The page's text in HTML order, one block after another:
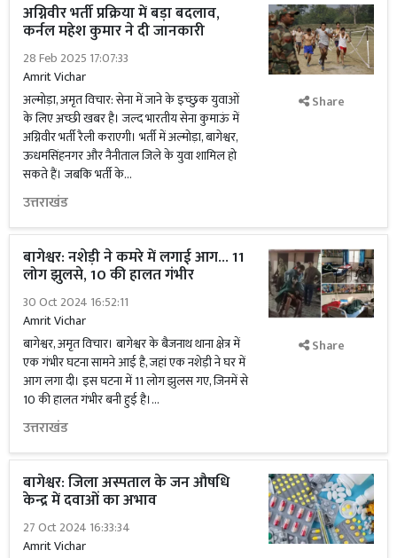
अग्निवीर भर्ती प्रक्रिया में बड़ा बदलाव,
कर्नल महेश कुमार ने दी जानकारी
28 Feb 2025 17:07:33
Amrit Vichar
अल्मोड़ा, अमृत विचार: सेना में जाने के इच्छुक युवाओं
के लिए अच्छी खबर है। जल्द भारतीय सेना कुमाऊं में
अग्निवीर भर्ती रैली कराएगी। भर्ती में अल्मोड़ा, बागेश्वर,
ऊधमसिंहनगर और नैनीताल जिले के युवा शामिल हो
सकते हैं। जबकि भर्ती के...
उत्तराखंड
Share
बागेश्वर: नशेड़ी ने कमरे में लगाई आग... 11
लोग झुलसे, 10 की हालत गंभीर
30 Oct 2024 16:52:11
Amrit Vichar
बागेश्वर, अमृत विचार। बागेश्वर के बैजनाथ थाना क्षेत्र में
एक गंभीर घटना सामने आई है, जहां एक नशेड़ी ने घर में
आग लगा दी। इस घटना में 11 लोग झुलस गए, जिनमें से
10 की हालत गंभीर बनी हुई है।...
उत्तराखंड
Share
बागेश्वर: जिला अस्पताल के जन औषधि
केन्द्र में दवाओं का अभाव
27 Oct 2024 16:33:34
Amrit Vichar